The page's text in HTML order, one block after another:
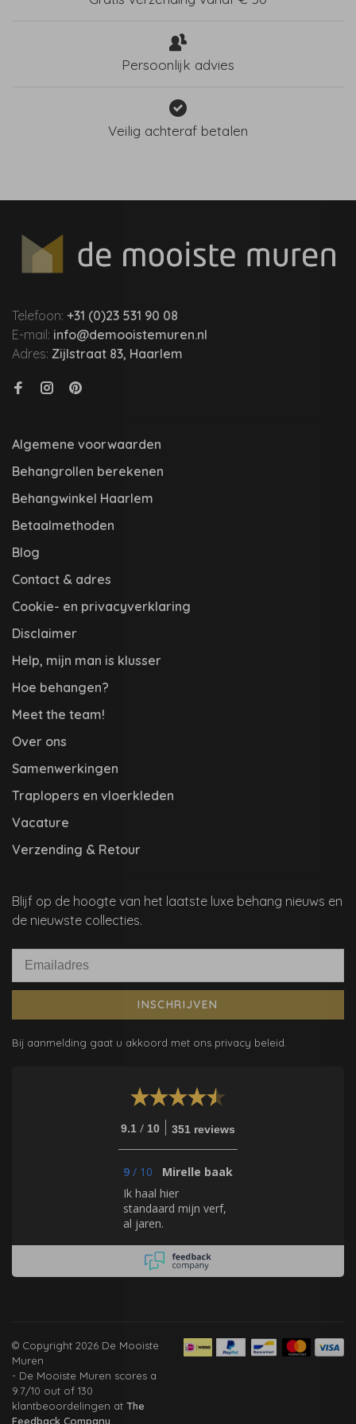
Persoonlijk advies
Veilig achteraf betalen
Telefoon: +31 (0)23 531 90 08
E-mail: info@demooistemuren.nl
Adres: Zijlstraat 83, Haarlem
Algemene voorwaarden
Behangrollen berekenen
Behangwinkel Haarlem
Betaalmethoden
Blog
Contact & adres
Cookie- en privacyverklaring
Disclaimer
Help, mijn man is klusser
Hoe behangen?
Meet the team!
Over ons
Samenwerkingen
Traplopers en vloerkleden
Vacature
Verzending & Retour
Blijf op de hoogte van het laatste luxe behang nieuws en
de nieuwste collecties.
INSCHRIJVEN
Bij aanmelding gaat u akkoord met ons privacy beleid.
9.1 / 10 351 reviews
9 / 10
Mirelle baak
Ik haal hier
standaard mijn verf,
al jaren.
© Copyright 2026 De Mooiste
Muren
- De Mooiste Muren scores a
9.7/10 out of 130
klantbeoordelingen at The
Feedback Company